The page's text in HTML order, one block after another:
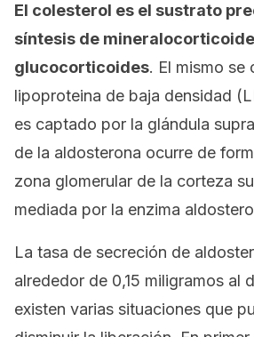
El colesterol es el sustrato
síntesis de
glucocorticoides. El mismo se
lipoproteina de baja densidad
es captado por la glándula
de la aldosterona ocurre de
zona glomerular de la corteza
mediada por la enzima
La tasa de secreción de
alrededor de 0,15 miligramos al
existen varias situaciones que